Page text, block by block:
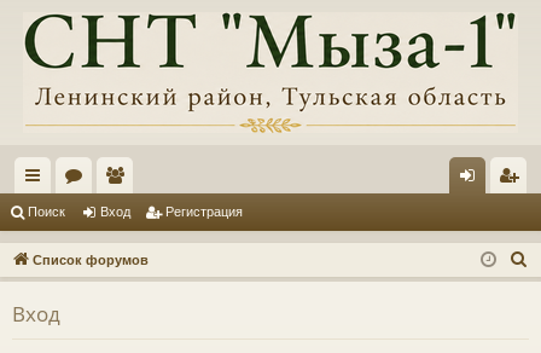
с
ы
лк
и
ум
ы
ол
ьз
ов
д ис
тр
Поиск Вход Регистрация
Список форумов
о
Вход